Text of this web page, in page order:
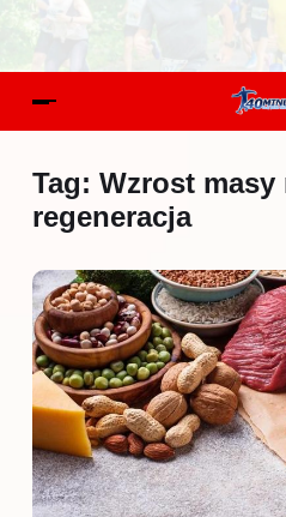
Tag: Wzrost
regeneracja